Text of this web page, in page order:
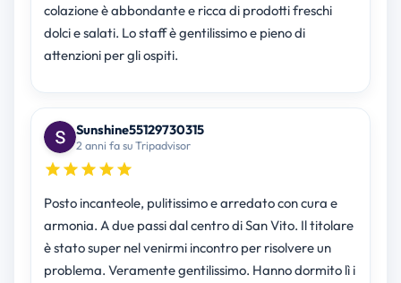
colazione è abbondante e ricca di prodotti freschi
dolci e salati. Lo staff è gentilissimo e pieno di
attenzioni per gli ospiti.
Sunshine55129730315
2 anni fa su Tripadvisor
Posto incanteole, pulitissimo e arredato con cura e
armonia. A due passi dal centro di San Vito. Il titolare
è stato super nel venirmi incontro per risolvere un
problema. Veramente gentilissimo. Hanno dormito lì i